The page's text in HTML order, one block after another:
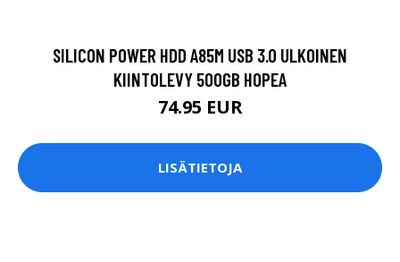
SILICON POWER HDD A85M USB 3.0 ULKOINEN
KIINTOLEVY 500GB HOPEA
74.95 EUR
LISÄTIETOJA